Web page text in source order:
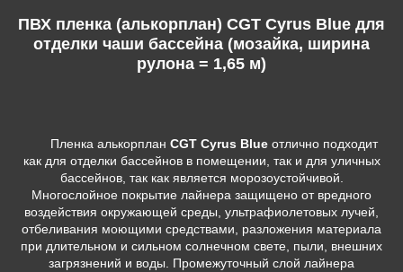
ПВХ пленка (алькорплан) CGT Cyrus Blue для
отделки чаши бассейна (мозайка, ширина
рулона = 1,65 м)
Пленка алькорплан CGT Cyrus Blue отлично подходит
как для отделки бассейнов в помещении, так и для уличных
бассейнов, так как является морозоустойчивой.
Многослойное покрытие лайнера защищено от вредного
воздействия окружающей среды, ультрафиолетовых лучей,
отбеливания моющими средствами, разложения материала
при длительном и сильном солнечном свете, пыли, внешних
загрязнений и воды. Промежуточный слой лайнера